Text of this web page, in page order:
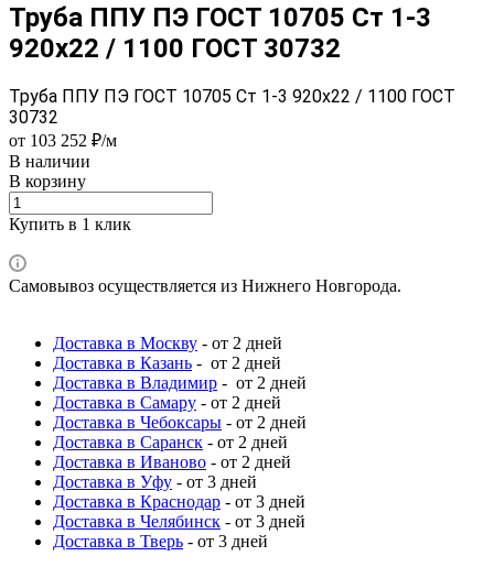
Труба ППУ ПЭ ГОСТ 10705 Ст 1-3
920x22 / 1100 ГОСТ 30732
Труба ППУ ПЭ ГОСТ 10705 Ст 1-3 920x22 / 1100 ГОСТ
30732
от 103 252 ₽/м
В наличии
В корзину
Купить в 1 клик
Самовывоз осуществляется из Нижнего Новгорода.
Доставка в Москву - от 2 дней
Доставка в Казань - от 2 дней
Доставка в Владимир - от 2 дней
Доставка в Самару - от 2 дней
Доставка в Чебоксары - от 2 дней
Доставка в Саранск - от 2 дней
Доставка в Иваново - от 2 дней
Доставка в Уфу - от 3 дней
Доставка в Краснодар - от 3 дней
Доставка в Челябинск - от 3 дней
Доставка в Тверь - от 3 дней